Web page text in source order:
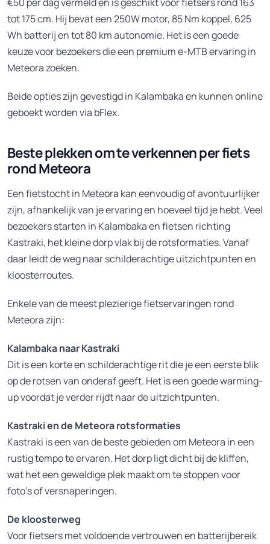
tot 175 cm. Hij bevat een 250W motor, 85 Nm koppel, 625
Wh batterij en tot 80 km autonomie. Het is een goede
keuze voor bezoekers die een premium e-MTB ervaring in
Meteora zoeken.
Beide opties zijn gevestigd in Kalambaka en kunnen online
geboekt worden via bFlex.
Beste plekken om te verkennen per fiets
rond Meteora
Een fietstocht in Meteora kan eenvoudig of avontuurlijker
zijn, afhankelijk van je ervaring en hoeveel tijd je hebt. Veel
bezoekers starten in Kalambaka en fietsen richting
Kastraki, het kleine dorp vlak bij de rotsformaties. Vanaf
daar leidt de weg naar schilderachtige uitzichtpunten en
kloosterroutes.
Enkele van de meest plezierige fietservaringen rond
Meteora zijn:
Kalambaka naar Kastraki
Dit is een korte en schilderachtige rit die je een eerste blik
op de rotsen van onderaf geeft. Het is een goede warming-
up voordat je verder rijdt naar de uitzichtpunten.
Kastraki en de Meteora rotsformaties
Kastraki is een van de beste gebieden om Meteora in een
rustig tempo te ervaren. Het dorp ligt dicht bij de kliffen,
wat het een geweldige plek maakt om te stoppen voor
foto’s of versnaperingen.
De kloosterweg
Voor fietsers met voldoende vertrouwen en batterijbereik